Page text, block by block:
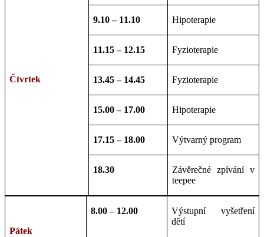
9.10 – 11.10 Hipoterapie
11.15 – 12.15 Fyzioterapie
Čtvrtek 13.45 – 14.45 Fyzioterapie
15.00 – 17.00 Hipoterapie
17.15 – 18.00 Výtvarný program
18.30
Závěrečné zpívání v
teepee
Pátek
8.00 – 12.00
Výstupní vyšetření
dětí